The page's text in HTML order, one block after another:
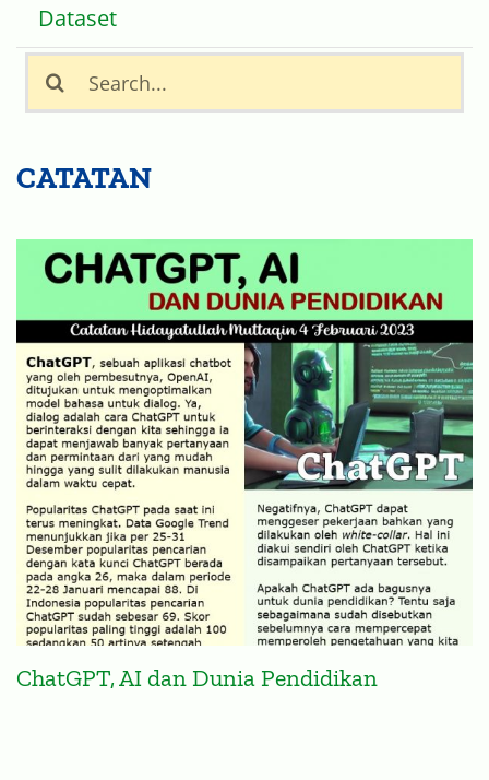
Dataset
Search
for:
CATATAN
ChatGPT, AI dan Dunia Pendidikan